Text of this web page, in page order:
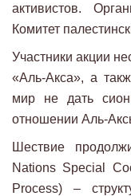
активистов.
Комитет
Участники акции
«Аль-Акса», а
мир не дать
отношении Аль-
Шествие
Nations Special
Process) –